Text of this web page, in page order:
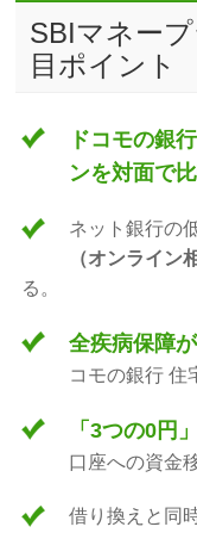
SBIマネー
目ポイント
ドコモの銀
ンを対面で
ネット銀行の
（オンライン
る。
全疾病保障
コモの銀行 住
「3つの0円
口座への資金
借り換えと同